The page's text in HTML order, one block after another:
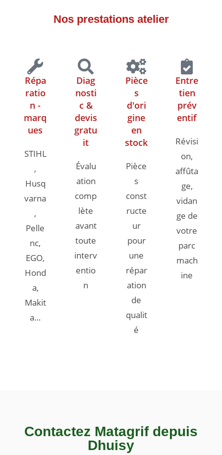
Nos prestations atelier
Répa
ratio
n -
marq
ues
STIHL
,
Husq
varna
,
Pelle
nc,
EGO,
Hond
a,
Makit
a…
Diag
nosti
c &
devis
gratu
it
Évalu
ation
comp
lète
avant
toute
interv
entio
n
Pièce
s
d'ori
gine
en
stock
Pièce
s
const
ructe
ur
pour
une
répar
ation
de
qualit
é
Entre
tien
prév
entif
Révisi
on,
affûta
ge,
vidan
ge de
votre
parc
mach
ine
Contactez Matagrif depuis
Dhuisy